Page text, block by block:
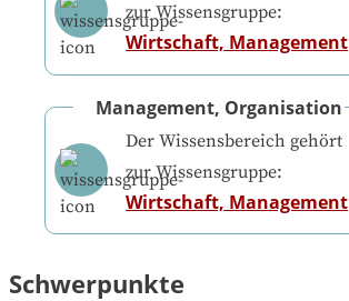
zur Wissensgruppe:
Wirtschaft, Management
Management, Organisation
Der Wissensbereich gehört
zur Wissensgruppe:
Wirtschaft, Management
Schwerpunkte